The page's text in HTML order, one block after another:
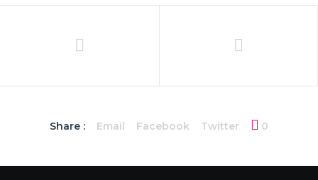
Share : Email Facebook Twitter 0